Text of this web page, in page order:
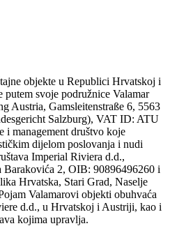
objekte u Republici Hrvatskoj i
svoje podružnice Valamar
Austria, Gamsleitenstraße 6, 5563
Salzburg), VAT ID: ATU
i management društvo koje
dijelom poslovanja i nudi
Imperial Riviera d.d.,
Barakovića 2, OIB: 90896496260 i
Hrvatska, Stari Grad, Naselje
Valamarovi objekti obuhvaća
d.d., u Hrvatskoj i Austriji, kao i
kojima upravlja.